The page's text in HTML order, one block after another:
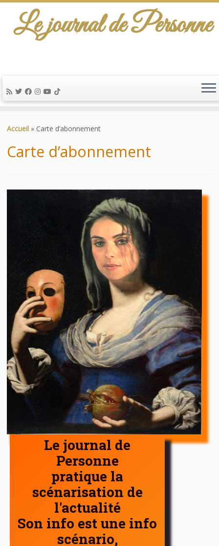
au
Le journal de Personne
Accueil » Carte d’abonnement
Carte d’abonnement
Le journal de
Personne
pratique la
scénarisation de
l'actualité
Son info est une info
scénario,